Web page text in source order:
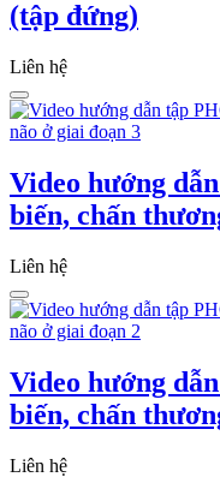
(tập đứng)
Liên hệ
Video hướng
biến, chấn
Liên hệ
Video hướng
biến, chấn
Liên hệ